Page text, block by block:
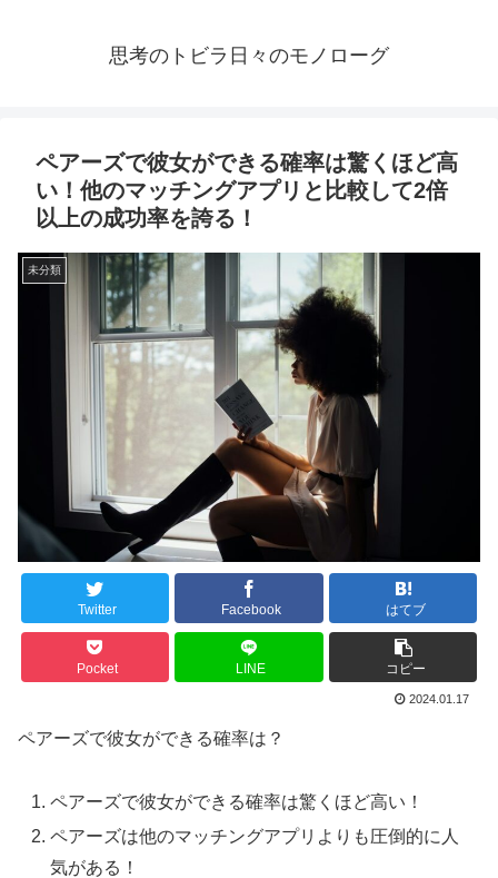
思考のトビラ日々のモノローグ
ペアーズで彼女ができる確率は驚くほど高
い！他のマッチングアプリと比較して2倍
以上の成功率を誇る！
未分類
Twitter Facebook はてブ
Pocket LINE コピー
2024.01.17
ペアーズで彼女ができる確率は？
ペアーズで彼女ができる確率は驚くほど高い！
ペアーズは他のマッチングアプリよりも圧倒的に人
気がある！